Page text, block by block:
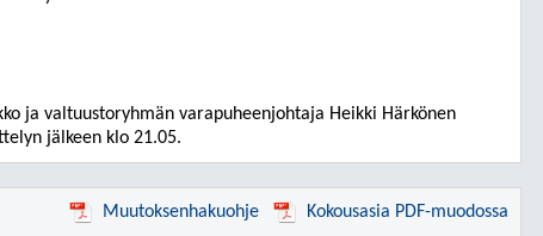
ja valtuustoryhmän varapuheenjohtaja Heikki Härkönen
jälkeen klo 21.05.
Muutoksenhakuohje Kokousasia PDF-muodossa